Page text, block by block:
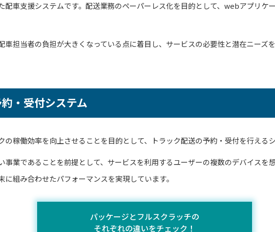
配車支援システムです。配送業務のペーパーレス化を目的として、webアプリケ
車担当者の負担が大きくなっている点に着目し、サービスの必要性と潜在ニーズ
・受付システム
の稼働効率を向上させることを目的として、トラック配送の予約・受付を行える
事業であることを前提として、サービスを利用するユーザーの複数のデバイスを
に組み合わせたパフォーマンスを実現しています。
パッケージとフルスクラッチの
それぞれの違いをチェック！